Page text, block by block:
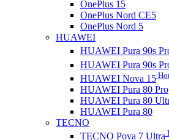
OnePlus 15
OnePlus Nord CE5
OnePlus Nord 5
HUAWEI
HUAWEI Pura 90s
HUAWEI Pura 90s
HUAWEI Nova 15
HUAWEI Pura 80 Pro
HUAWEI Pura 80
HUAWEI Pura 80
TECNO
TECNO Pova 7 Ultra